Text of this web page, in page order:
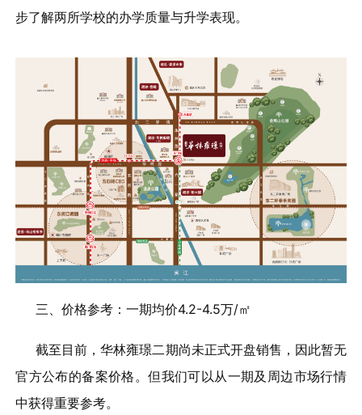
步了解两所学校的办学质量与升学表现。
三、价格参考：一期均价4.2-4.5万/㎡
截至目前，华林雍璟二期尚未正式开盘销售，因此暂无
官方公布的备案价格。但我们可以从一期及周边市场行情
中获得重要参考。